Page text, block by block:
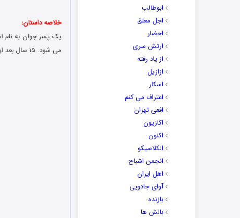
ابوطالب
اجل معلق
احضار
ارتش سری
از یاد رفته
ازازیل
اسکار
اعتراف می کنم
افعی تهران
اکازیون
اکنون
الکلاسیکو
انجمن اشباح
اهل ایران
آوای جادویی
بازنده
بالش ها
خلاصه داستان:
یک پسر جوان به نام
می شود. ۱۵ سال بعد او به رهبر بچه های فراری تبدیل شده و…